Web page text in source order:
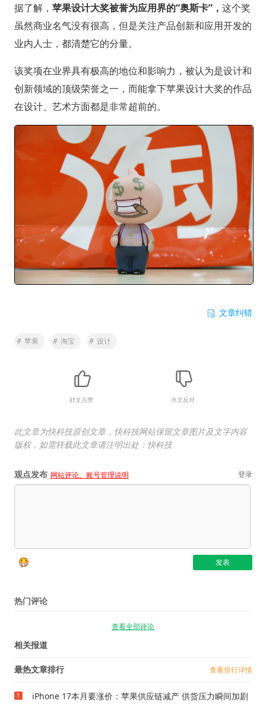
据了解， 苹果设计大奖被誉为应用界的“奥斯卡”， 这个奖
虽然商业名气没有很高，但是关注产品创新和应用开发的
业内人士，都清楚它的分量。
该奖项在业界具有极高的地位和影响力，被认为是设计和
创新领域的顶级荣誉之一，而能拿下苹果设计大奖的作品
在设计、艺术方面都是非常超前的。
文章纠错
# 苹果 # 淘宝 # 设计
好文点赞 水文反对
此文章为快科技原创文章，快科技网站保留文章图片及文字内容
版权，如需转载此文章请注明出处：快科技
观点发布 网站评论、账号管理说明 登录
热门评论
查看全部评论
相关报道
最热文章排行 查看排行详情
1 iPhone 17本月要涨价：苹果供应链减产 供货压力瞬间加剧